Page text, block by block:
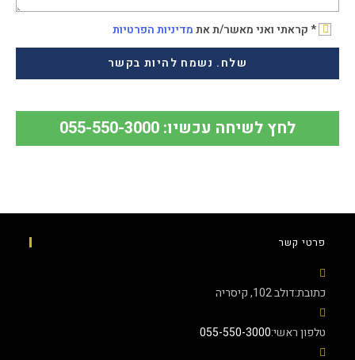
* קראתי ואני מאשר/ת אתמדיניות הפרטיות
שלח. נשמח להיות בקשר
לחץ לשיחה עכשיו: 055-550-3000
פרטי קשר
כתובת:דולב 102, קיסריה
טלפון ראשי:055-550-3000